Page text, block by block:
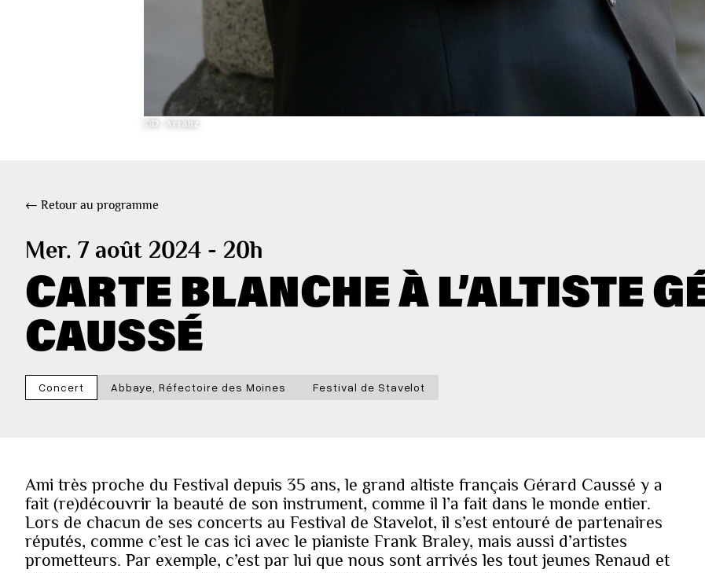
©D. Arranz
← Retour au programme
Mer. 7 août 2024 - 20h
CARTE BLANCHE À L’ALTISTE
CAUSSÉ
Concert Abbaye, Réfectoire des Moines Festival de Stavelot
Ami très proche du Festival depuis 35 ans, le grand altiste français Gérard Caussé y a
fait (re)découvrir la beauté de son instrument, comme il l’a fait dans le monde entier.
Lors de chacun de ses concerts au Festival de Stavelot, il s’est entouré de partenaires
réputés, comme c’est le cas ici avec le pianiste Frank Braley, mais aussi d’artistes
prometteurs. Par exemple, c’est par lui que nous sont arrivés les tout jeunes Renaud et